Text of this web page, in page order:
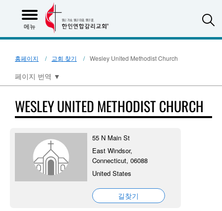
메뉴
홈페이지 교회 찾기 Wesley United Methodist Church
페이지 번역 ▼
WESLEY UNITED METHODIST CHURCH
55 N Main St
East Windsor,
Connecticut, 06088
United States
길찾기